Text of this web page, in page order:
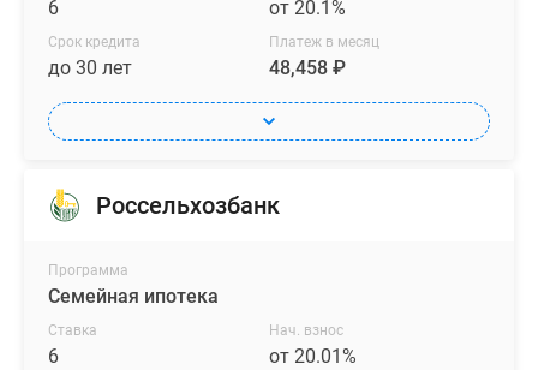
6 от 20.1%
Срок кредита
до 30 лет
Платеж в месяц
48,458 ₽
Россельхозбанк
Программа
Семейная ипотека
Ставка
6
Нач. взнос
от 20.01%